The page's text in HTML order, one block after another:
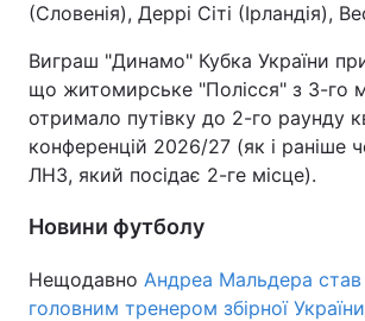
(Словенія), Деррі Сіті (Ірландія),
Виграш "Динамо" Кубка України
що житомирське "Полісся" з 3-го
отримало путівку до 2-го раунду
конференцій 2026/27 (як і раніше
ЛНЗ, який посідає 2-ге місце).
Новини футболу
Нещодавно Андреа Мальдера
головним тренером збірної України